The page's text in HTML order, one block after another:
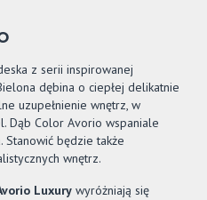
z serii inspirowanej
dębina o ciepłej delikatnie
uzupełnienie wnętrz, w
Dąb Color Avorio wspaniale
Stanowić będzie także
wnętrz.
Luxury wyróżniają się